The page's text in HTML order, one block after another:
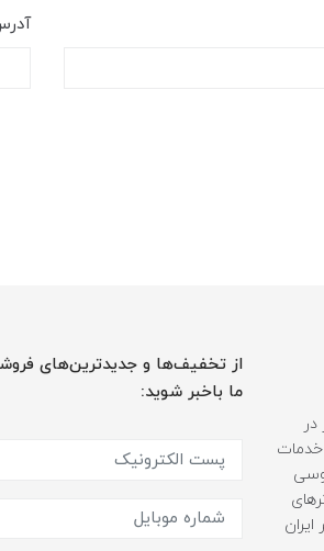
خدمات
از تخفیف‌ها و جدیدترین‌های
ما باخبر شوید: